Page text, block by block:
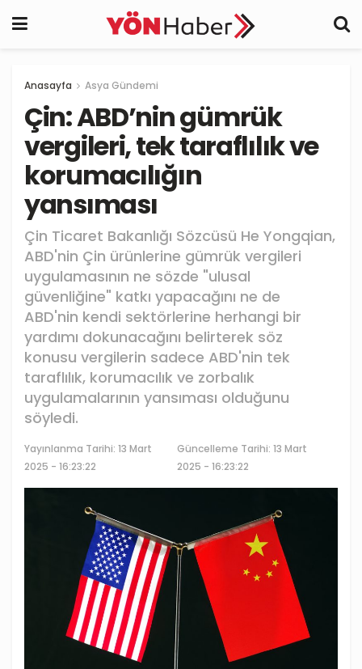
Anasayfa Asya Gündemi
Çin: ABD’nin gümrük
vergileri, tek taraflılık ve
korumacılığın
yansıması
Çin Ticaret Bakanlığı Sözcüsü He Yongqian,
ABD'nin Çin ürünlerine gümrük vergileri
uygulamasının ne sözde "ulusal
güvenliğine" katkı yapacağını ne de
ABD'nin kendi sektörlerine herhangi bir
yardımı dokunacağını belirterek söz
konusu vergilerin sadece ABD'nin tek
taraflılık, korumacılık ve zorbalık
uygulamalarının yansıması olduğunu
söyledi.
Yayınlanma Tarihi: 13 Mart
2025 - 16:23:22
Güncelleme Tarihi: 13 Mart
2025 - 16:23:22